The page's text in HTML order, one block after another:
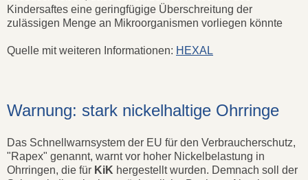
Kindersaftes eine geringfügige Überschreitung der
zulässigen Menge an Mikroorganismen vorliegen könnte
Quelle mit weiteren Informationen: HEXAL
Warnung: stark nickelhaltige Ohrringe
Das Schnellwarnsystem der EU für den Verbraucherschutz,
"Rapex" genannt, warnt vor hoher Nickelbelastung in
Ohrringen, die für KiK hergestellt wurden. Demnach soll der